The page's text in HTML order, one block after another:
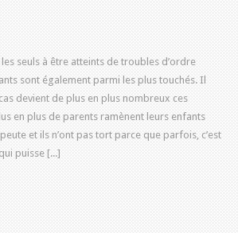
seuls à être atteints de troubles d’ordre
sont également parmi les plus touchés. Il
devient de plus en plus nombreux ces
en plus de parents ramènent leurs enfants
et ils n’ont pas tort parce que parfois, c’est
puisse [...]